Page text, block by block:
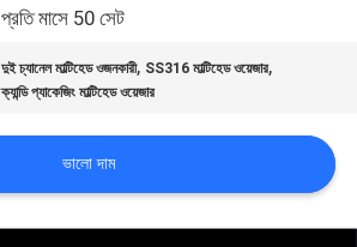
প্রতি মাসে 50 সেট
দুই চ্যানেল মাল্টিহেড ওজনকারী, SS316 মাল্টিহেড ওয়েজার,
ক্যান্ডি প্যাকেজিং মাল্টিহেড ওয়েজার
ভালো দাম